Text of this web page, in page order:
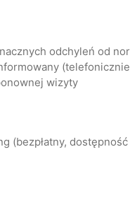
odchyleń od
wizyty
(bezpłatny,